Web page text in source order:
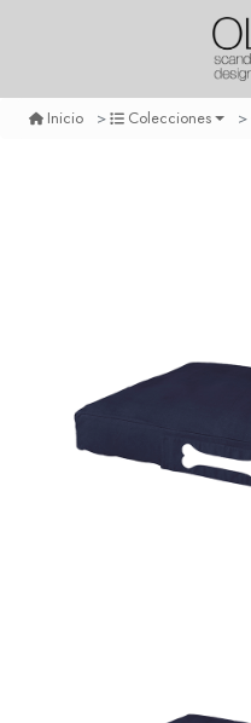
Inicio Colecciones